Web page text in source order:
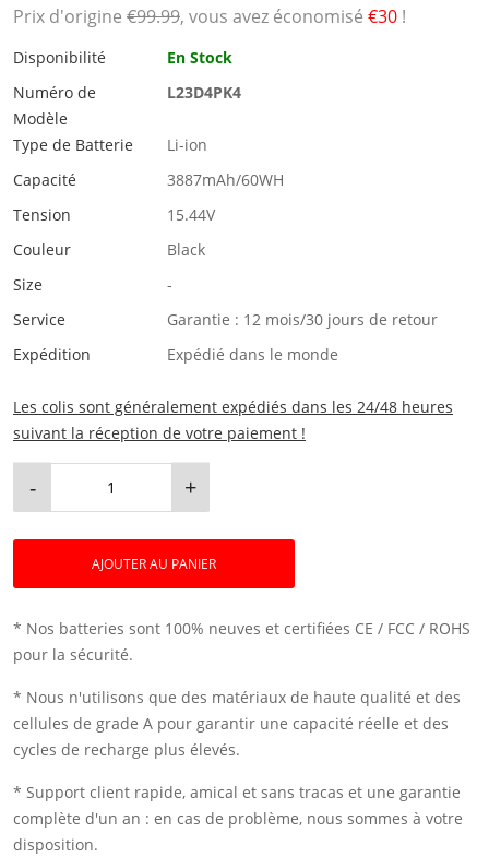
Prix ​​d'origine €99.99, vous avez économisé €30 !
Disponibilité
En Stock
Numéro de
Modèle
L23D4PK4
Type de Batterie
Li-ion
Capacité
3887mAh/60WH
Tension
15.44V
Couleur
Black
Size
-
Service
Garantie : 12 mois/30 jours de retour
Expédition
Expédié dans le monde
Les colis sont généralement expédiés dans les 24/48 heures
suivant la réception de votre paiement !
- +
AJOUTER AU PANIER
* Nos batteries sont 100% neuves et certifiées CE / FCC / ROHS
pour la sécurité.
* Nous n'utilisons que des matériaux de haute qualité et des
cellules de grade A pour garantir une capacité réelle et des
cycles de recharge plus élevés.
* Support client rapide, amical et sans tracas et une garantie
complète d'un an : en cas de problème, nous sommes à votre
disposition.